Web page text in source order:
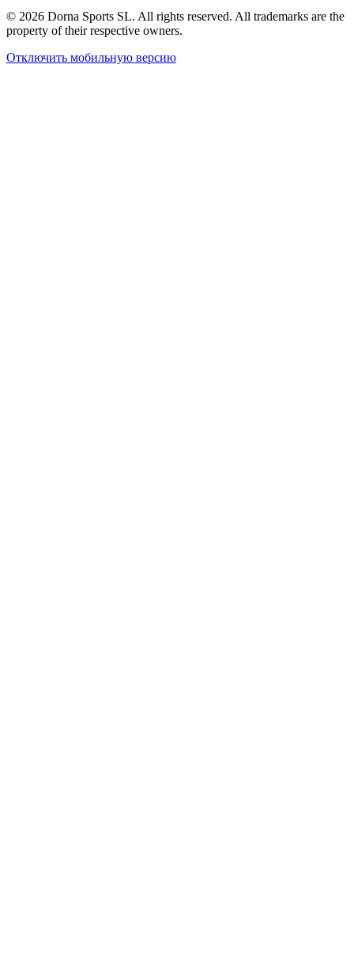
© 2026 Dorna Sports SL. All rights reserved. All trademarks are the
property of their respective owners.
Отключить мобильную версию